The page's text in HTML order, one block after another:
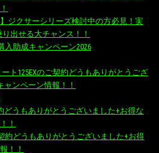
ジクサーシリーズ検討中の方必見！実
出せる大チャンス！！
入助成キャンペーン2026
ト125EXのご契約どうもありがとうござ
ャンペーン情報！！
どうもありがとうございました+お得な
！
約どうもありがとうございました+お得
！！